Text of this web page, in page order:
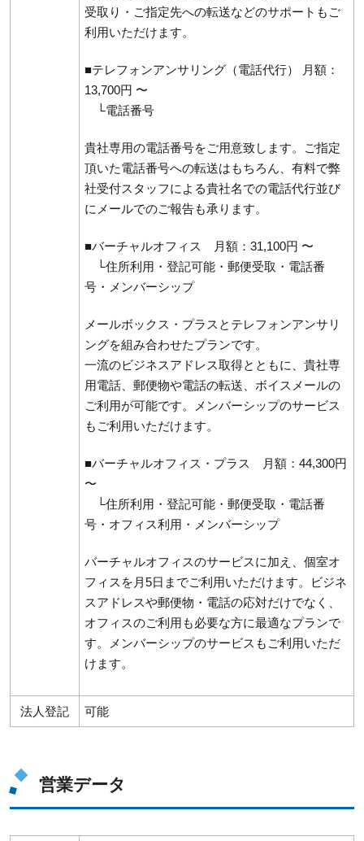
受取り・ご指定先への転送などのサポートもご
利用いただけます。
■テレフォンアンサリング（電話代行） 月額：
13,700円 〜
└電話番号
貴社専用の電話番号をご用意致します。ご指定
頂いた電話番号への転送はもちろん、有料で弊
社受付スタッフによる貴社名での電話代行並び
にメールでのご報告も承ります。
■バーチャルオフィス 月額：31,100円 〜
└住所利用・登記可能・郵便受取・電話番
号・メンバーシップ
メールボックス・プラスとテレフォンアンサリ
ングを組み合わせたプランです。
一流のビジネスアドレス取得とともに、貴社専
用電話、郵便物や電話の転送、ボイスメールの
ご利用が可能です。メンバーシップのサービス
もご利用いただけます。
■バーチャルオフィス・プラス 月額：44,300円
〜
└住所利用・登記可能・郵便受取・電話番
号・オフィス利用・メンバーシップ
バーチャルオフィスのサービスに加え、個室オ
フィスを月5日までご利用いただけます。ビジネ
スアドレスや郵便物・電話の応対だけでなく、
オフィスのご利用も必要な方に最適なプランで
す。メンバーシップのサービスもご利用いただ
けます。
法人登記 可能
営業データ